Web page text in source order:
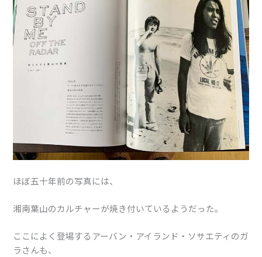
ほぼ五十年前の写真には、
湘南葉山のカルチャーが焼き付いているようだった。
ここによく登場するアーバン・アイランド・ソサエティのガ
ラさんも、